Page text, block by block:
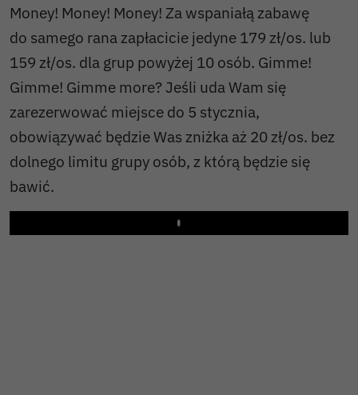
Money! Money! Money! Za wspaniałą zabawę
do samego rana zapłacicie jedyne 179 zł/os. lub
159 zł/os. dla grup powyżej 10 osób. Gimme!
Gimme! Gimme more? Jeśli uda Wam się
zarezerwować miejsce do 5 stycznia,
obowiązywać będzie Was zniżka aż 20 zł/os. bez
dolnego limitu grupy osób, z którą będzie się
bawić.
Play